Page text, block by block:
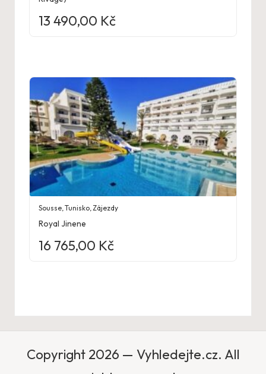
13 490,00 Kč
Sousse,Tunisko,Zájezdy
Royal Jinene
16 765,00 Kč
Copyright 2026 — Vyhledejte.cz. All